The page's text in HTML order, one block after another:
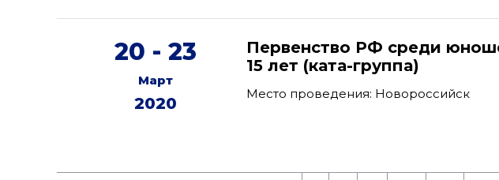
20 - 23
Март
2020
Первенство РФ среди
15 лет (ката-группа)
Место проведения: Новороссийск